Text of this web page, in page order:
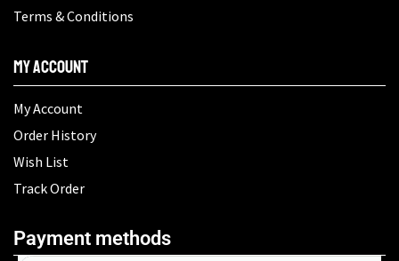
Terms & Conditions
My Account
My Account
Order History
Wish List
Track Order
Payment methods